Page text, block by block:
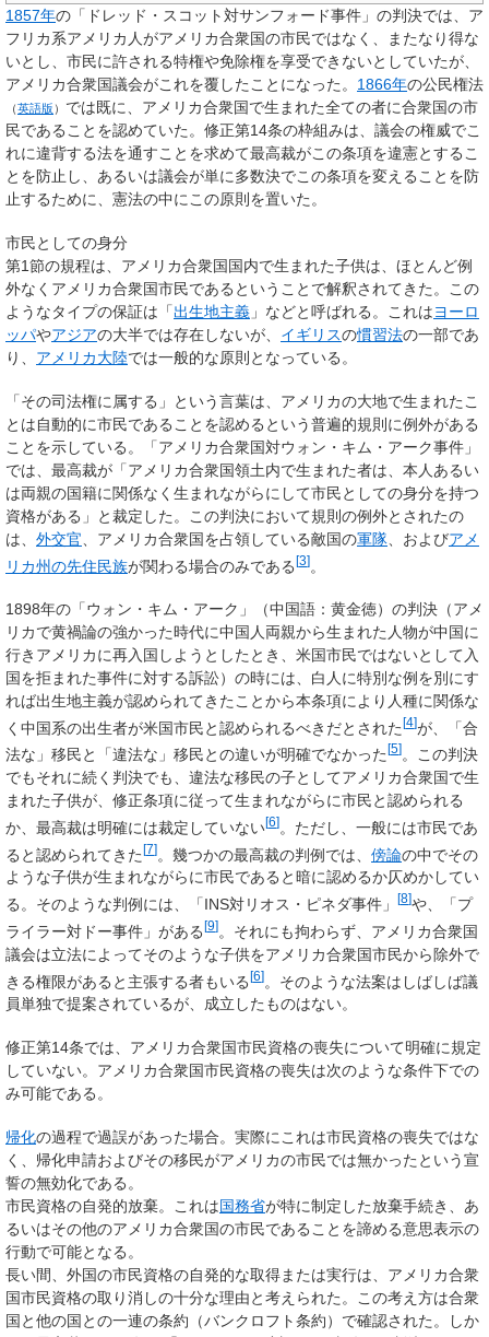
1857年の「ドレッド・スコット対サンフォード事件」の判決では、ア
フリカ系アメリカ人がアメリカ合衆国の市民ではなく、またなり得な
いとし、市民に許される特権や免除権を享受できないとしていたが、
アメリカ合衆国議会がこれを覆したことになった。 1866年の公民権法
（英語版 ） では既に、アメリカ合衆国で生まれた全ての者に合衆国の市
民であることを認めていた。修正第14条の枠組みは、議会の権威でこ
れに違背する法を通すことを求めて最高裁がこの条項を違憲とするこ
とを防止し、あるいは議会が単に多数決でこの条項を変えることを防
止するために、憲法の中にこの原則を置いた。
市民としての身分
第1節の規程は、アメリカ合衆国国内で生まれた子供は、ほとんど例
外なくアメリカ合衆国市民であるということで解釈されてきた。この
ようなタイプの保証は「出生地主義 」などと呼ばれる。これはヨーロ
ッパやアジアの大半では存在しないが、 イギリスの慣習法の一部であ
り、 アメリカ大陸では一般的な原則となっている。
「その司法権に属する」という言葉は、アメリカの大地で生まれたこ
とは自動的に市民であることを認めるという普遍的規則に例外がある
ことを示している。「アメリカ合衆国対ウォン・キム・アーク事件」
では、最高裁が「アメリカ合衆国領土内で生まれた者は、本人あるい
は両親の国籍に関係なく生まれながらにして市民としての身分を持つ
資格がある」と裁定した。この判決において規則の例外とされたの
は、 外交官 、アメリカ合衆国を占領している敵国の軍隊 、およびアメ
リカ州の先住民族が関わる場合のみである[3]。
1898年の「ウォン・キム・アーク」（中国語：黄金徳）の判決（アメ
リカで黄禍論の強かった時代に中国人両親から生まれた人物が中国に
行きアメリカに再入国しようとしたとき、米国市民ではないとして入
国を拒まれた事件に対する訴訟）の時には、白人に特別な例を別にす
れば出生地主義が認められてきたことから本条項により人種に関係な
く中国系の出生者が米国市民と認められるべきだとされた[4]が、「合
法な」移民と「違法な」移民との違いが明確でなかった [5] 。この判決
でもそれに続く判決でも、違法な移民の子としてアメリカ合衆国で生
まれた子供が、修正条項に従って生まれながらに市民と認められる
か、最高裁は明確には裁定していない[6] 。ただし、一般には市民であ
ると認められてきた[7]。幾つかの最高裁の判例では、 傍論の中でその
ような子供が生まれながらに市民であると暗に認めるか仄めかしてい
る。そのような判例には、「INS対リオス・ピネダ事件」
[8]や、「プ
ライラー対ドー事件」がある [9] 。それにも拘わらず、アメリカ合衆国
議会は立法によってそのような子供をアメリカ合衆国市民から除外で
きる権限があると主張する者もいる[6]。そのような法案はしばしば議
員単独で提案されているが、成立したものはない。
修正第14条では、アメリカ合衆国市民資格の喪失について明確に規定
していない。アメリカ合衆国市民資格の喪失は次のような条件下での
み可能である。
帰化の過程で過誤があった場合。実際にこれは市民資格の喪失ではな
く、帰化申請およびその移民がアメリカの市民では無かったという宣
誓の無効化である。
市民資格の自発的放棄。これは国務省が特に制定した放棄手続き、あ
るいはその他のアメリカ合衆国の市民であることを諦める意思表示の
行動で可能となる。
長い間、外国の市民資格の自発的な取得または実行は、アメリカ合衆
国市民資格の取り消しの十分な理由と考えられた。この考え方は合衆
国と他の国との一連の条約（バンクロフト条約）で確認された。しか